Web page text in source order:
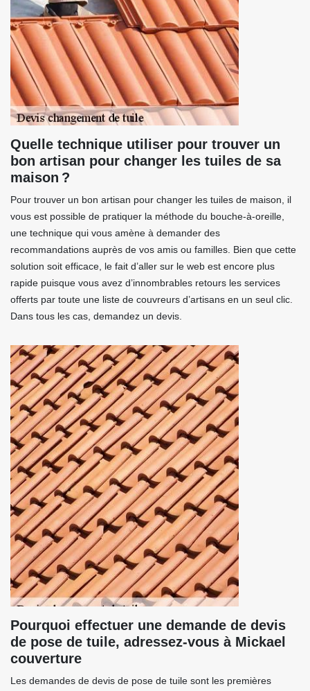
Quelle technique utiliser pour trouver un
bon artisan pour changer les tuiles de sa
maison ?
Pour trouver un bon artisan pour changer les tuiles de maison, il
vous est possible de pratiquer la méthode du bouche-à-oreille,
une technique qui vous amène à demander des
recommandations auprès de vos amis ou familles. Bien que cette
solution soit efficace, le fait d’aller sur le web est encore plus
rapide puisque vous avez d’innombrables retours les services
offerts par toute une liste de couvreurs d’artisans en un seul clic.
Dans tous les cas, demandez un devis.
Pourquoi effectuer une demande de devis
de pose de tuile, adressez-vous à Mickael
couverture
Les demandes de devis de pose de tuile sont les premières